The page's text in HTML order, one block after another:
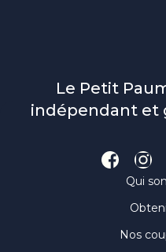
Le Petit
indépendant et
Qui
Nos